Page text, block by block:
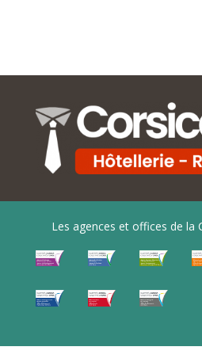
Les agences et offices de la